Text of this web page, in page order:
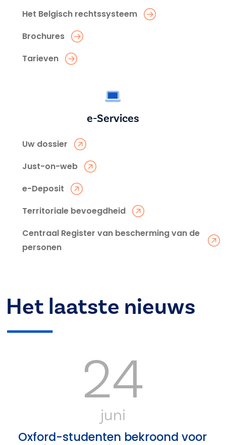
Het Belgisch rechtssysteem
Brochures
Tarieven
e-Services
Uw dossier
Just-on-web
e-Deposit
Territoriale bevoegdheid
Centraal Register van bescherming van de
personen
Het laatste nieuws
24
juni
Oxford-studenten bekroond voor